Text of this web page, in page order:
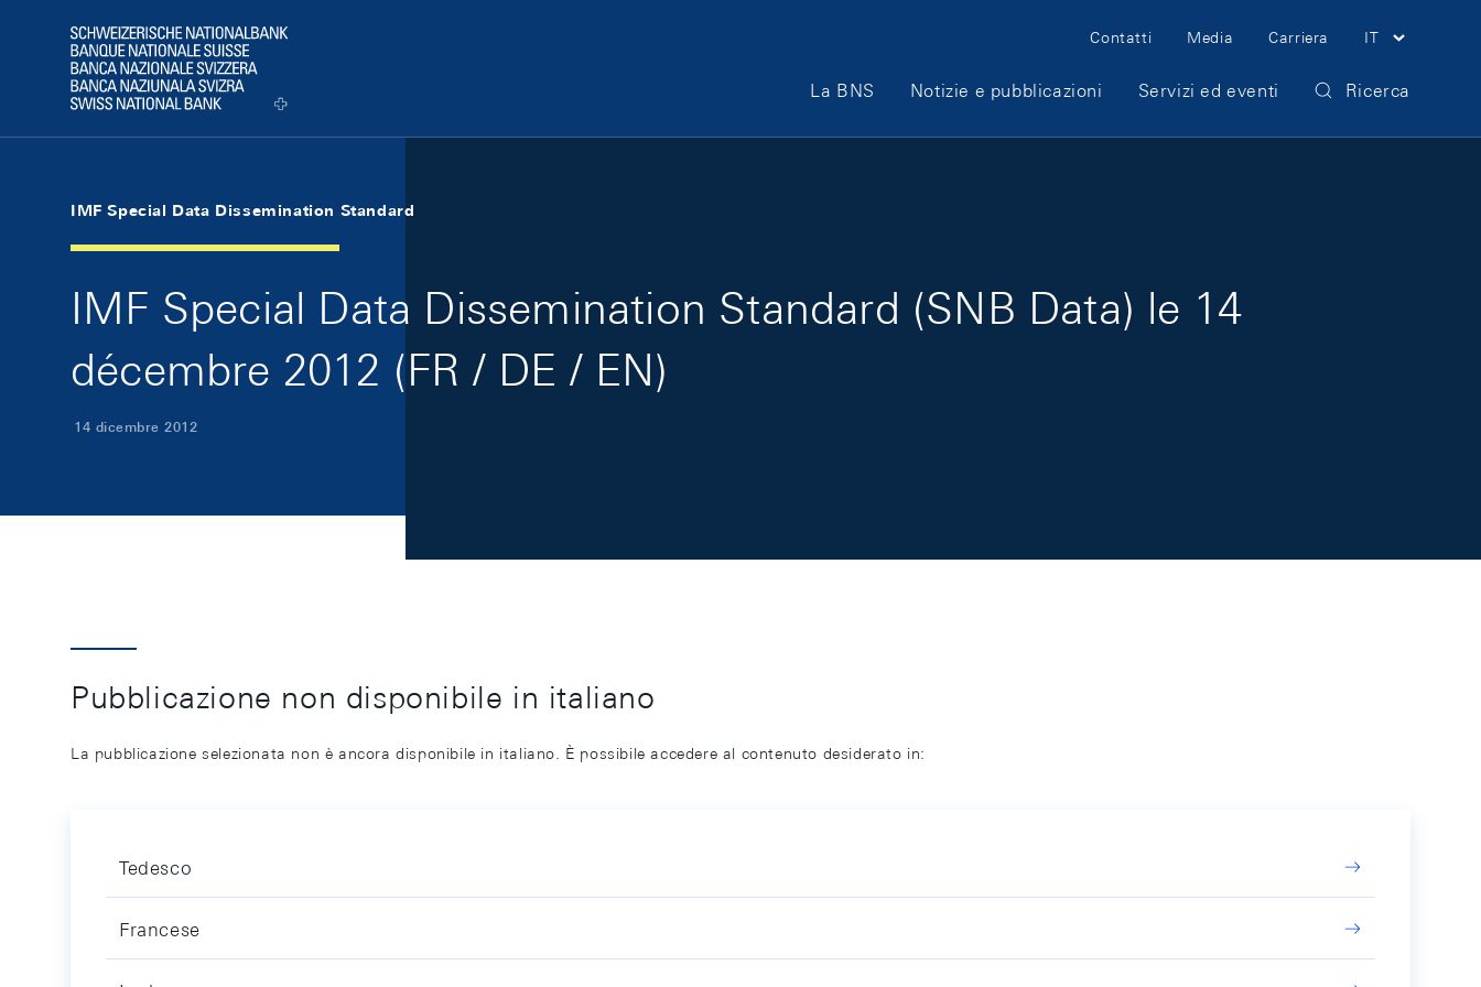
Logo
Meta Navigation
Contatti Media Carriera IT
Main Navigation
La BNS Notizie e pubblicazioni Servizi ed eventi Ricerca
IMF Special Data Dissemination Standard
IMF Special Data Dissemination Standard (SNB Data) le 14
décembre 2012 (FR / DE / EN)
14 dicembre 2012
Pubblicazione non disponibile in italiano
La pubblicazione selezionata non è ancora disponibile in italiano. È possibile accedere al contenuto desiderato in:
Tedesco
Francese